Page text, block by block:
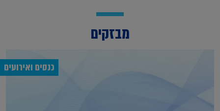
מבזקים
כנסים ואירועים